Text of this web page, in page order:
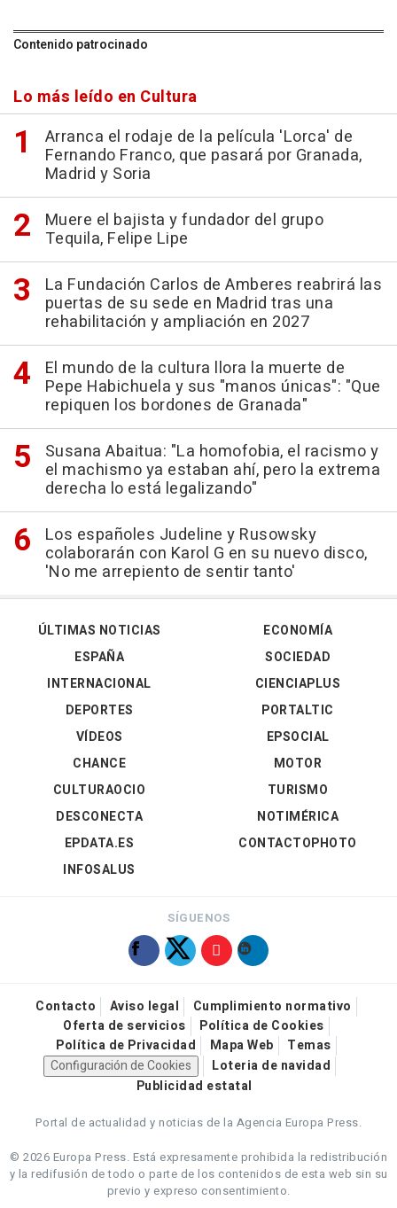
Contenido patrocinado
Lo más leído en Cultura
Arranca el rodaje de la película 'Lorca' de
Fernando Franco, que pasará por Granada,
Madrid y Soria
Muere el bajista y fundador del grupo
Tequila, Felipe Lipe
La Fundación Carlos de Amberes reabrirá las
puertas de su sede en Madrid tras una
rehabilitación y ampliación en 2027
El mundo de la cultura llora la muerte de
Pepe Habichuela y sus "manos únicas": "Que
repiquen los bordones de Granada"
Susana Abaitua: "La homofobia, el racismo y
el machismo ya estaban ahí, pero la extrema
derecha lo está legalizando"
Los españoles Judeline y Rusowsky
colaborarán con Karol G en su nuevo disco,
'No me arrepiento de sentir tanto'
ÚLTIMAS NOTICIAS
ESPAÑA
INTERNACIONAL
DEPORTES
VÍDEOS
ECONOMÍA
SOCIEDAD
CIENCIAPLUS
PORTALTIC
EPSOCIAL
CHANCE
CULTURAOCIO
DESCONECTA
EPDATA.ES
INFOSALUS
MOTOR
TURISMO
NOTIMÉRICA
CONTACTOPHOTO
SÍGUENOS
Contacto Aviso legal
Cumplimiento normativo
Oferta de servicios
Política de Cookies
Política de Privacidad
Mapa Web
Temas
Configuración de Cookies
Loteria de navidad
Publicidad estatal
Portal de actualidad y noticias de la Agencia Europa Press.
© 2026 Europa Press. Está expresamente prohibida la redistribución
y la redifusión de todo o parte de los contenidos de esta web sin su
previo y expreso consentimiento.